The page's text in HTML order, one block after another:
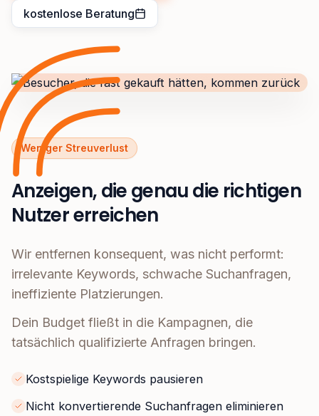
kostenlose Beratung
Weniger Streuverlust
Anzeigen, die genau die richtigen
Nutzer erreichen
Wir entfernen konsequent, was nicht performt:
irrelevante Keywords, schwache Suchanfragen,
ineffiziente Platzierungen.
Dein Budget fließt in die Kampagnen, die
tatsächlich qualifizierte Anfragen bringen.
Kostspielige Keywords pausieren
Nicht konvertierende Suchanfragen eliminieren